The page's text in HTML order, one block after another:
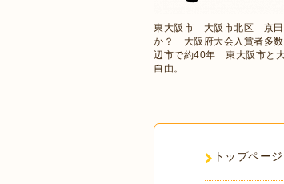
東大阪市 大阪市北区 京田
か？ 大阪府大会入賞者多
辺市で約40年 東大阪市と
自由。
トップページ